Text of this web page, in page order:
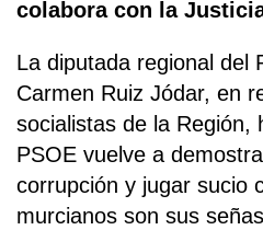
colabora con la
La diputada regional del
Carmen Ruiz Jódar, en
socialistas de la Región,
PSOE vuelve a
corrupción y jugar sucio
murcianos son sus